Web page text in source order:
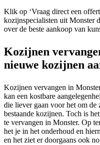
Klik op ‘Vraag direct een
kozijnspecialisten uit Monster
over de beste aankoop van
Kozijnen
nieuwe kozijnen
Kozijnen vervangen in
kan een kostbare
die liever gaan voor het om de
bestaande kozijnen. Toch is
te vervangen in Monster. Op
het je in het onderhoud en
en het ziet er doorgaans ook